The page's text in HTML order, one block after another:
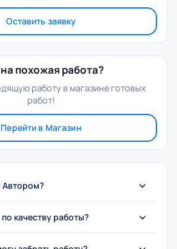
Оставить заявку
похожая работа?
работу в магазине готовых
работ!
Перейти в Магазин
Автором?
качеству работы?